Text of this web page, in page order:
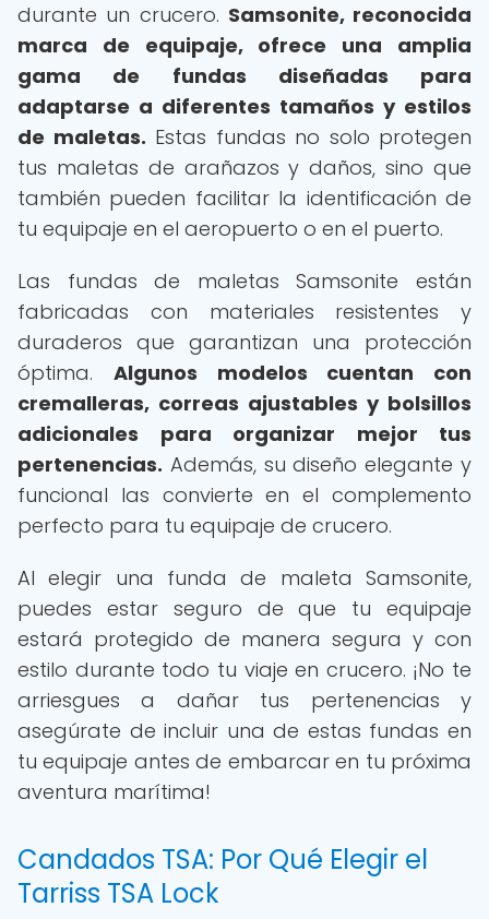
durante un crucero. Samsonite, reconocida
marca de equipaje, ofrece una amplia
gama de fundas diseñadas para
adaptarse a diferentes tamaños y estilos
de maletas. Estas fundas no solo protegen
tus maletas de arañazos y daños, sino que
también pueden facilitar la identificación de
tu equipaje en el aeropuerto o en el puerto.
Las fundas de maletas Samsonite están
fabricadas con materiales resistentes y
duraderos que garantizan una protección
óptima. Algunos modelos cuentan con
cremalleras, correas ajustables y bolsillos
adicionales para organizar mejor tus
pertenencias. Además, su diseño elegante y
funcional las convierte en el complemento
perfecto para tu equipaje de crucero.
Al elegir una funda de maleta Samsonite,
puedes estar seguro de que tu equipaje
estará protegido de manera segura y con
estilo durante todo tu viaje en crucero. ¡No te
arriesgues a dañar tus pertenencias y
asegúrate de incluir una de estas fundas en
tu equipaje antes de embarcar en tu próxima
aventura marítima!
Candados TSA: Por Qué Elegir el
Tarriss TSA Lock